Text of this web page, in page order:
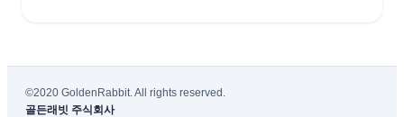
©2020 GoldenRabbit. All rights reserved.
골든래빗 주식회사